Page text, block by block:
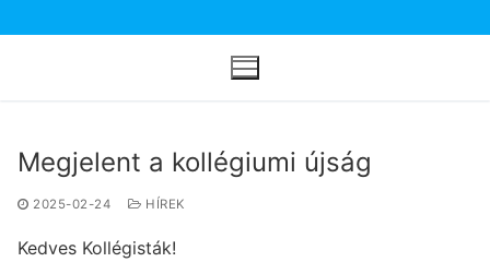
a
Megjelent a kollégiumi újság
2025-02-24 HÍREK
Kedves Kollégisták!